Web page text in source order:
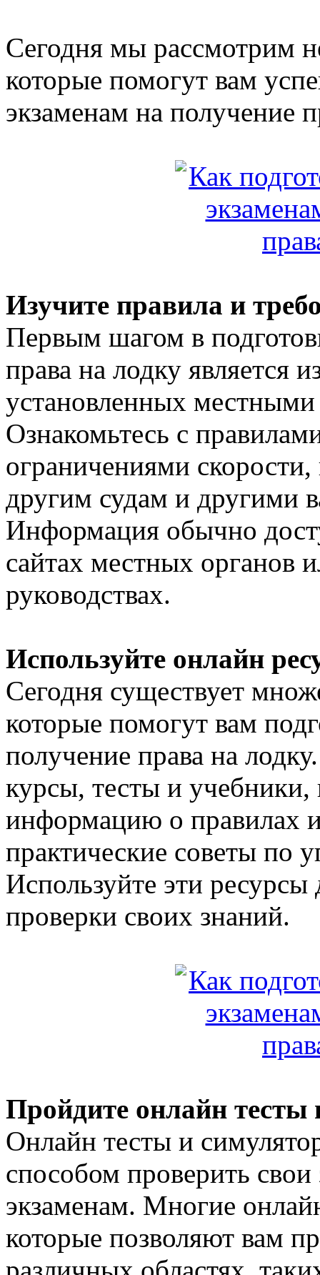
Сегодня мы рассмотрим
которые помогут вам
экзаменам на получение
Изучите правила и
Первым шагом в
права на лодку является
установленных местными
Ознакомьтесь с
ограничениями
другим судам и другими
Информация обычно
сайтах местных органов
руководствах.
Используйте онлайн
Сегодня существует
которые помогут вам
получение права на
курсы, тесты и учебники,
информацию о правилах
практические советы по
Используйте эти
проверки своих знаний.
Пройдите онлайн
Онлайн тесты и
способом проверить свои
экзаменам. Многие
которые позволяют вам